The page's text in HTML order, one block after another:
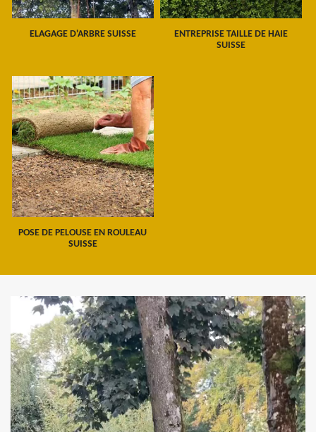
ELAGAGE D'ARBRE SUISSE
ENTREPRISE TAILLE DE HAIE
SUISSE
POSE DE PELOUSE EN ROULEAU
SUISSE